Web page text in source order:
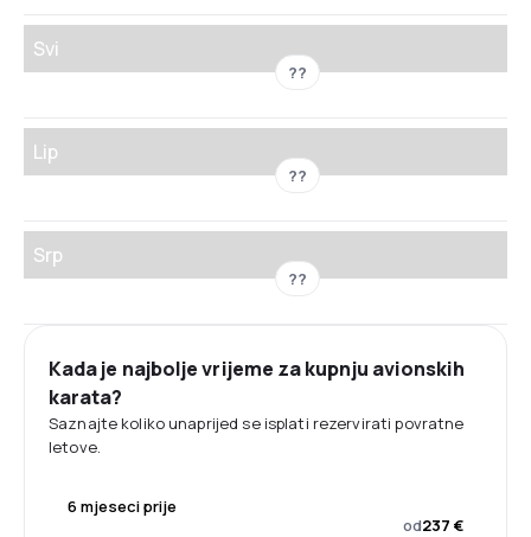
Svi
??
Lip
??
Srp
??
Kada je najbolje vrijeme za kupnju avionskih
karata?
Saznajte koliko unaprijed se isplati rezervirati povratne
letove.
6 mjeseci prije
od237 €